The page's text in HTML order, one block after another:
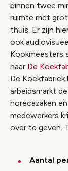
binnen twee
ruimte met
thuis. Er zijn
ook
Kookmeesters
naar De
De
arbeidsmarkt
horecazaken
medewerkers
over te geven.
Aantal